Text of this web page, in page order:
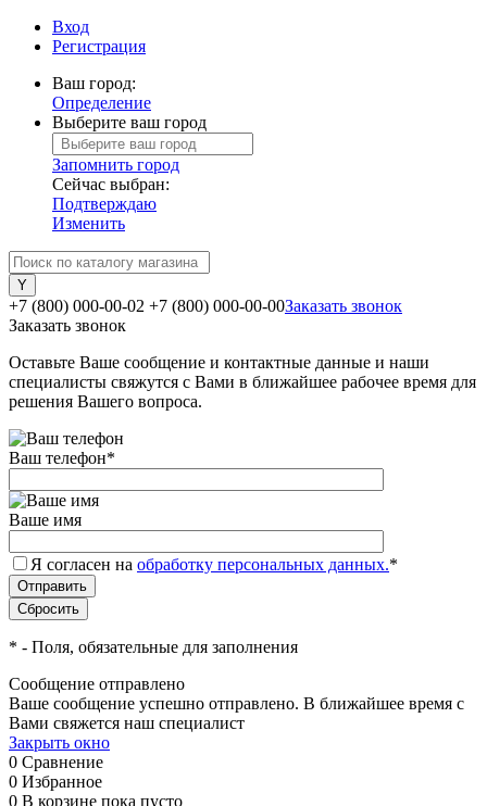
Вход
Регистрация
Ваш город:
Определение
Выберите ваш город
Запомнить город
Сейчас выбран:
Подтверждаю
Изменить
+7 (800) 000-00-02 +7 (800) 000-00-00Заказать звонок
Заказать звонок
Оставьте Ваше сообщение и контактные данные и наши
специалисты свяжутся с Вами в ближайшее рабочее время для
решения Вашего вопроса.
Ваш телефон*
Ваше имя
Я согласен на обработку персональных данных.*
* - Поля, обязательные для заполнения
Сообщение отправлено
Ваше сообщение успешно отправлено. В ближайшее время с
Вами свяжется наш специалист
Закрыть окно
0 Сравнение
0 Избранное
0 В корзине пока пусто